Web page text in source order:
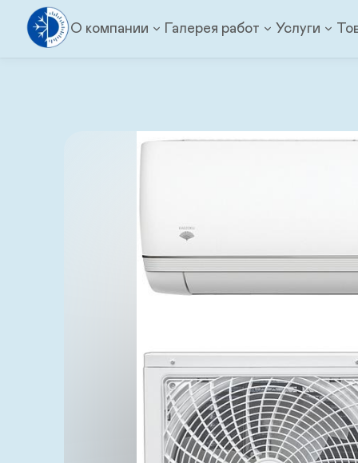
О компании Галерея работ Услуги